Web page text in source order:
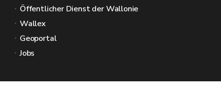
Öffentlicher Dienst der Wallonie
Wallex
Geoportal
Jobs